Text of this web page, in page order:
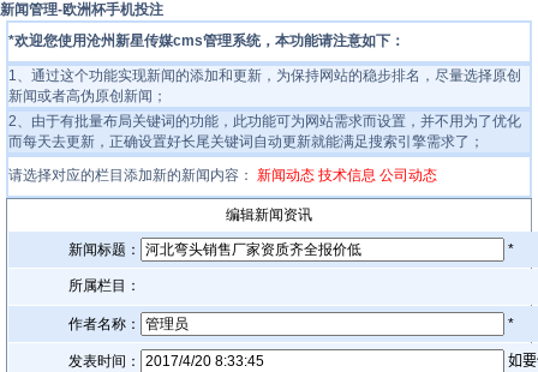
新闻管理-欧洲杯手机投注
*欢迎您使用沧州新星传媒cms管理系统，本功能请注意如下：
1、通过这个功能实现新闻的添加和更新，为保持网站的稳步排名，尽量选择原创
新闻或者高伪原创新闻；
2、由于有批量布局关键词的功能，此功能可为网站需求而设置，并不用为了优化
而每天去更新，正确设置好长尾关键词自动更新就能满足搜索引擎需求了；
请选择对应的栏目添加新的新闻内容： 新闻动态 技术信息 公司动态
编辑新闻资讯
新闻标题： *
所属栏目：
作者名称： *
发表时间： 如